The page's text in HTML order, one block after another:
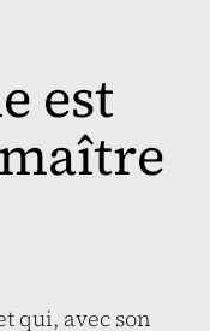
est
qui, avec son